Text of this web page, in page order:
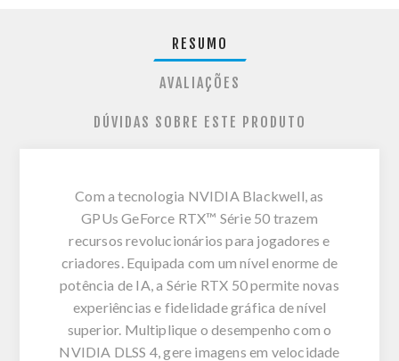
RESUMO
AVALIAÇÕES
DÚVIDAS SOBRE ESTE PRODUTO
Com a tecnologia NVIDIA Blackwell, as
GPUs GeForce RTX™ Série 50 trazem
recursos revolucionários para jogadores e
criadores. Equipada com um nível enorme de
potência de IA, a Série RTX 50 permite novas
experiências e fidelidade gráfica de nível
superior. Multiplique o desempenho com o
NVIDIA DLSS 4, gere imagens em velocidade